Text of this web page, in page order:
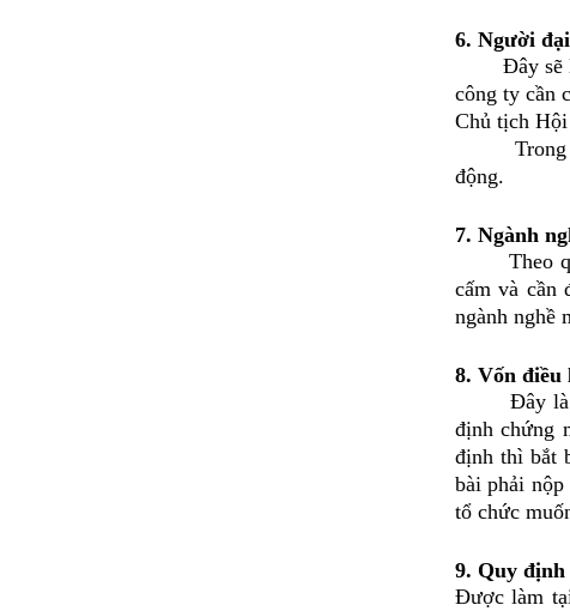
6. Người
Đây sẽ là
công ty cần
Chủ tịch
Trong
động.
7. Ngành
Theo quy
cấm và cần
ngành nghề
8. Vốn điều
Đây là vốn
định chứng
định thì bắt
bài phải
tổ chức
9. Quy định
Được làm